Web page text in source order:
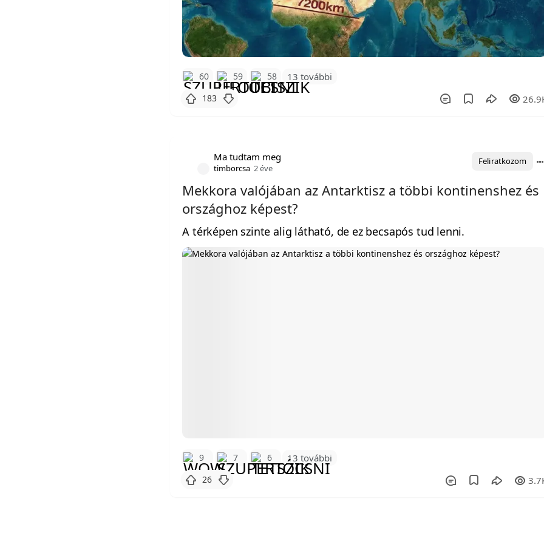
60 59 58 13 további
183
Ma tudtam meg
timborcsa 2 éve
Feliratkozom
Mekkora valójában az Antarktisz a többi kontinenshez és
országhoz képest?
A térképen szinte alig látható, de ez becsapós tud lenni.
9 7 6 13 további
26